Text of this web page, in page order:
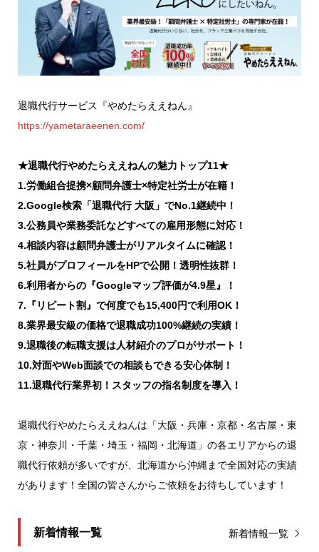
退職代行サービス『やめたらええねん』
https://yametaraeenen.com/
★退職代行やめたらええねんの魅力トップ11★
1.労働組合提携×顧問弁護士×特定社労士が在籍！
2.Google検索「退職代行 大阪」でNo.1継続中！
3.公務員や業務委託などすべての雇用形態に対応！
4.相談内容は顧問弁護士がリアルタイムに確認！
5.社員がプロフィールをHPで公開！透明性抜群！
6.利用者からの『Googleマップ評価が4.9星』！
7.『リピート割』で何度でも15,400円で利用OK！
8.業界最安級の価格で退職成功100%継続の実績！
9.退職後の転職支援は人材紹介のプロがサポート！
10.対面やWeb面談での相談もできる安心体制！
11.退職代行業界初！スタッフの指名制度を導入！
退職代行やめたらええねんは「大阪・兵庫・京都・名古屋・東
京・神奈川・千葉・埼玉・福岡・北海道」の各エリアからの退
職代行依頼が多いですが、北海道から沖縄まで全国対応の実績
があります！全国の皆さんからご依頼をお待ちしています！
新着情報一覧 新着情報一覧